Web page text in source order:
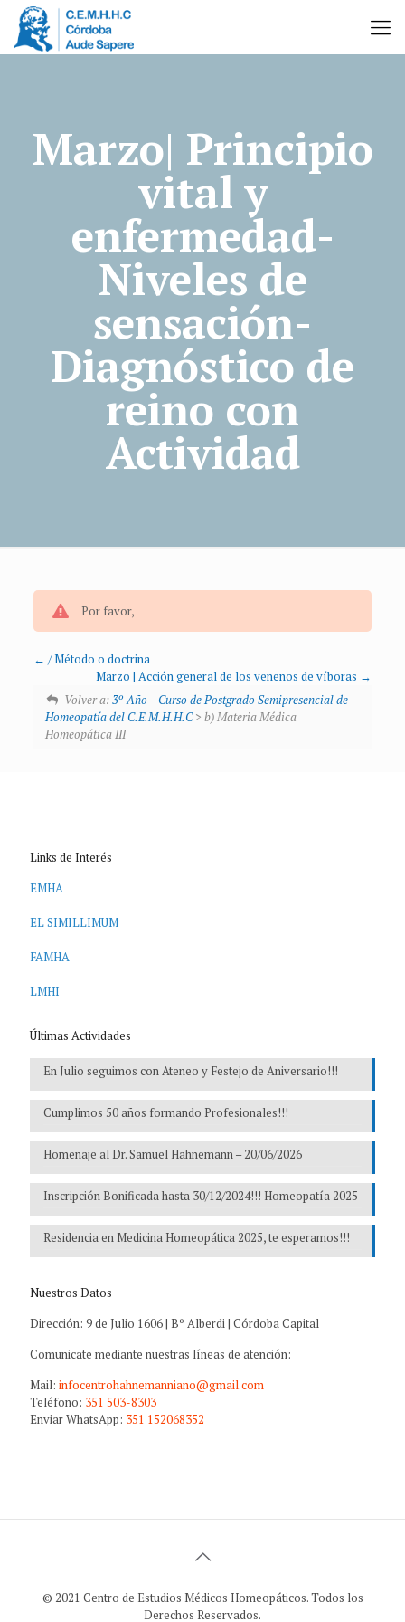
Marzo| Principio
vital y
enfermedad-
Niveles de
sensación-
Diagnóstico de
reino con
Actividad
Por favor,
/ Método o doctrina
Marzo | Acción general de los venenos de víboras
Volver a:3º Año – Curso de Postgrado Semipresencial de
Homeopatía del C.E.M.H.H.C> b) Materia Médica
Homeopática III
Links de Interés
EMHA
EL SIMILLIMUM
FAMHA
LMHI
Últimas Actividades
En Julio seguimos con Ateneo y Festejo de Aniversario!!!
Cumplimos 50 años formando Profesionales!!!
Homenaje al Dr. Samuel Hahnemann – 20/06/2026
Inscripción Bonificada hasta 30/12/2024!!! Homeopatía 2025
Residencia en Medicina Homeopática 2025, te esperamos!!!
Nuestros Datos
Dirección: 9 de Julio 1606 | Bº Alberdi | Córdoba Capital
Comunicate mediante nuestras líneas de atención:
Mail: infocentrohahnemanniano@gmail.com
Teléfono: 351 503-8303
Enviar WhatsApp: 351 152068352
© 2021 Centro de Estudios Médicos Homeopáticos. Todos los
Derechos Reservados.